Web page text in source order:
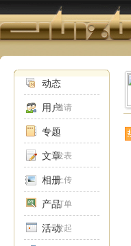
动态
用户邀请
专题
文章发表
相册上传
产品订单
活动发起